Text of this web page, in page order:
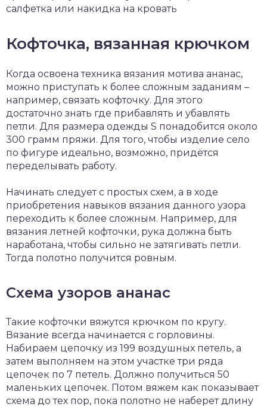
салфетка или накидка на кровать
Кофточка, вязанная крючком
Когда освоена техника вязания мотива ананас,
можно приступать к более сложным заданиям –
например, связать кофточку. Для этого
достаточно знать где прибавлять и убавлять
петли. Для размера одежды S понадобится около
300 грамм пряжи. Для того, чтобы изделие село
по фигуре идеально, возможно, придётся
переделывать работу.
Начинать следует с простых схем, а в ходе
приобретения навыков вязания данного узора
переходить к более сложным. Например, для
вязания летней кофточки, рука должна быть
наработана, чтобы сильно не затягивать петли.
Тогда полотно получится ровным.
Схема узоров ананас
Такие кофточки вяжутся крючком по кругу.
Вязание всегда начинается с горловины.
Набираем цепочку из 199 воздушных петель, а
затем выполняем на этом участке три ряда
цепочек по 7 петель. Должно получиться 50
маленьких цепочек. Потом вяжем как показывает
схема до тех пор, пока полотно не наберет длину